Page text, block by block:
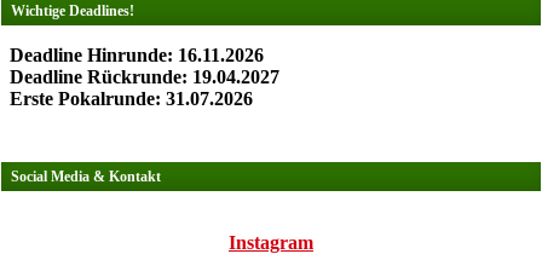
Wichtige Deadlines!
Deadline Hinrunde: 16.11.2026
Deadline Rückrunde: 19.04.2027
Erste Pokalrunde: 31.07.2026
Social Media & Kontakt
Instagram